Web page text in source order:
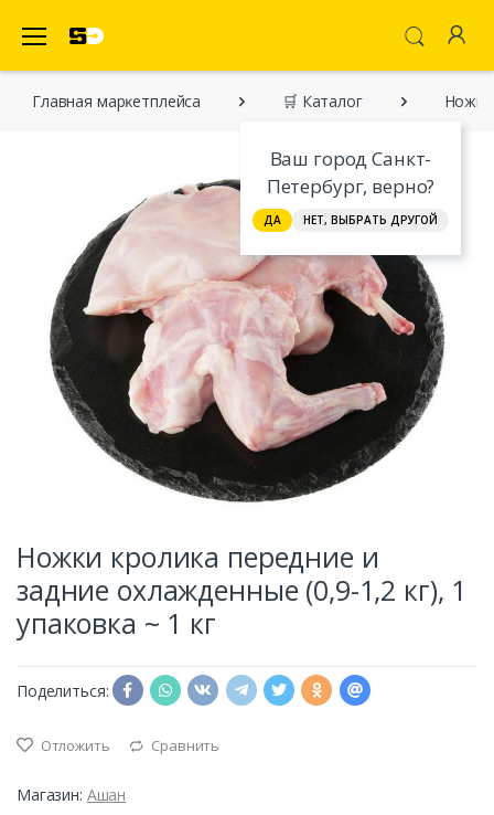
Ваш город Санкт-
Петербург, верно?
ДА НЕТ, ВЫБРАТЬ ДРУГОЙ
Главная марĸетплейса 🛒 Каталог Ножки
Ножки кролика передние и
задние охлажденные (0,9-1,2 кг), 1
упаковка ~ 1 кг
Поделиться:
Отложить Сравнить
Магазин: Ашан